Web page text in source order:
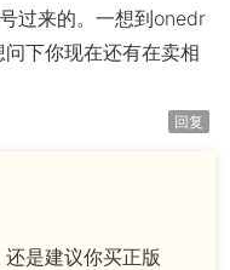
过来的。一想到onedr
下你现在还有在卖相
回复
是建议你买正版